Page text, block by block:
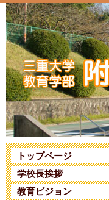
トップページ
学校長挨拶
教育ビジョン